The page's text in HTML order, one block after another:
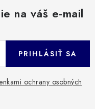
na váš e-mail
ochrany osobných
PRIHLÁSIŤ SA